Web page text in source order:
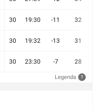
30 19:30 -11 32
30 19:32 -13 31
30 23:30 -7 28
Legenda ?